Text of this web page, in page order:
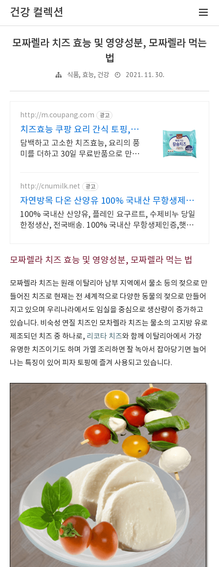
건강 컬렉션
모짜렐라 치즈 효능 및 영양성분, 모짜렐라 먹는
법
식품, 효능, 건강 2021. 11. 30.
http://m.coupang.com 광고
치즈효능 쿠팡 요리 간식 토핑,
만능 치즈
담백하고 고소한 치즈효능, 요리의 풍
미를 더하고 30일 무료반품으로 만나
하세요.
http://cnumilk.net 광고
자연방목 다온 산양유 100% 국내산 무항생제인
증
100% 국내산 산양유, 플레인 요구르트, 수제비누 당일
한정생산, 전국배송. 100% 국내산 무항생제인증,햇썹
모짜렐라 치즈 효능 및 영양성분, 모짜렐라 먹는 법
모짜렐라 치즈는 원래 이탈리아 남부 지역에서 물소 등의 젖으로 만
들어진 치즈로 현재는 전 세계적으로 다양한 동물의 젖으로 만들어
지고 있으며 우리나라에서도 임실을 중심으로 생산량이 증가하고
있습니다. 비숙성 연질 치즈인 모차렐라 치즈는 물소의 고지방 유로
제조되던 치즈 중 하나로, 리코타 치즈와 함께 이탈리아에서 가장
유명한 치즈이기도 하며 가열 조리하면 잘 녹아서 잡아당기면 늘어
나는 특징이 있어 피자 토핑에 즐겨 사용되고 있습니다.